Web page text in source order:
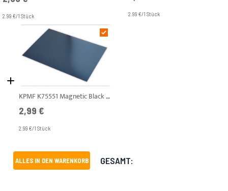
2.99 €/1 Stück 2.99 €/1 Stück
KPMF K75551 Magnetic Black Mt A4
2,99 €
2.99 €/1 Stück
ALLES IN DEN WARENKORB GESAMT: